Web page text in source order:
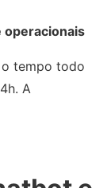
operacionais
o tempo todo
A